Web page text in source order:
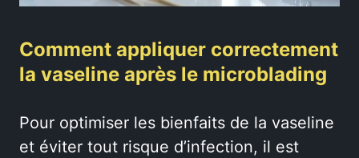
Comment appliquer correctement
la vaseline après le microblading
Pour optimiser les bienfaits de la vaseline
et éviter tout risque d’infection, il est